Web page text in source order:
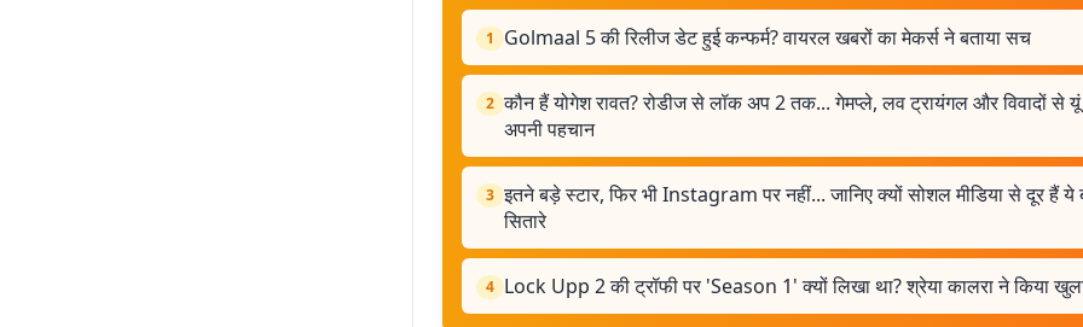
1 Golmaal 5 की रिलीज डेट हुई कन्फर्म? वायरल खबरों का मेकर्स ने बताया सच
2 कौन हैं योगेश रावत? रोडीज से लॉक अप 2 तक... गेमप्ले, लव ट्रायंगल और विवादों से यूं
अपनी पहचान
3 इतने बड़े स्टार, फिर भी Instagram पर नहीं... जानिए क्यों सोशल मीडिया से दूर हैं ये
सितारे
4 Lock Upp 2 की ट्रॉफी पर 'Season 1' क्यों लिखा था? श्रेया कालरा ने किया